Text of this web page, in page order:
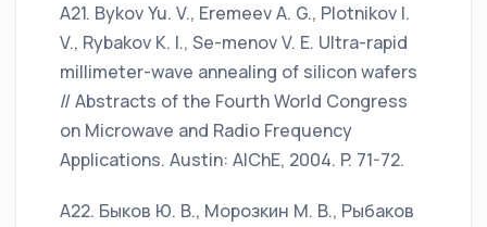
А21. Bykov Yu. V., Eremeev A. G., Plotnikov I.
V., Rybakov K. I., Se-menov V. E. Ultra-rapid
millimeter-wave annealing of silicon wafers
// Abstracts of the Fourth World Congress
on Microwave and Radio Frequency
Applications. Austin: AIChE, 2004. P. 71-72.
А22. Быков Ю. В., Морозкин М. В., Рыбаков